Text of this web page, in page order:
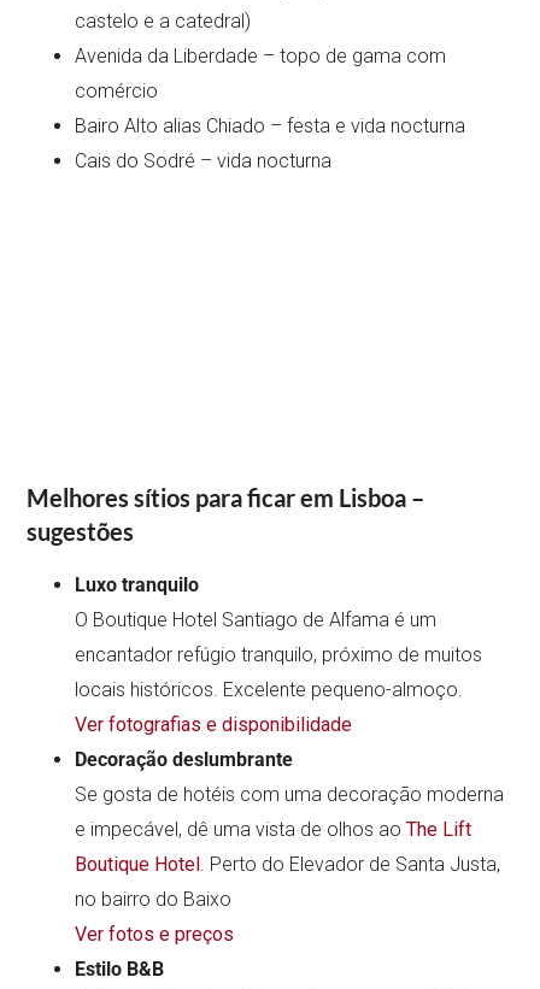
castelo e a catedral)
Avenida da Liberdade – topo de gama com
comércio
Bairo Alto alias Chiado – festa e vida nocturna
Cais do Sodré – vida nocturna
Melhores sítios para ficar em Lisboa –
Luxo tranquilo
O Boutique Hotel Santiago de Alfama é um
encantador refúgio tranquilo, próximo de muitos
locais históricos. Excelente pequeno-almoço.
Ver fotografias e disponibilidade
Decoração deslumbrante
Se gosta de hotéis com uma decoração moderna
e impecável, dê uma vista de olhos aoThe Lift
Boutique Hotel. Perto do Elevador de Santa Justa,
no bairro do Baixo
Ver fotos e preços